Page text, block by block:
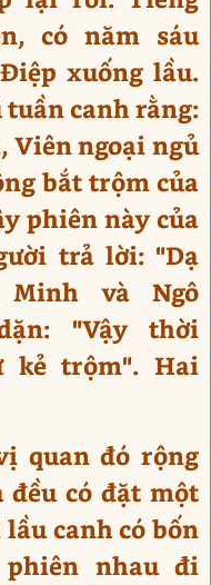
có năm sáu
xuống lầu.
tuần canh rằng:
Viên ngoại ngủ
bắt trộm của
phiên này của
trả lời: "Dạ
và Ngô
"Vậy thời
kẻ trộm". Hai
quan đó rộng
có đặt một
canh có bốn
nhau đi